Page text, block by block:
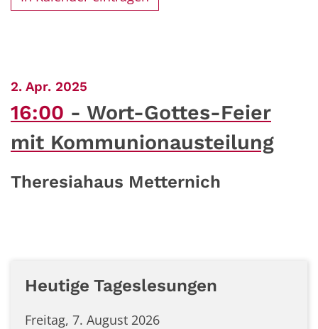
2. Apr. 2025
16:00
Wort-Gottes-Feier
mit Kommunionausteilung
Theresiahaus Metternich
Heutige Tageslesungen
Freitag, 7. August 2026